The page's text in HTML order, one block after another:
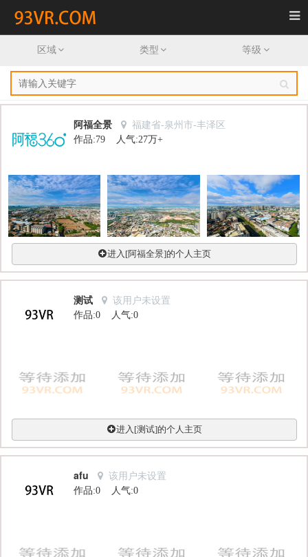
全景漫游
作者
发布需求
登录
注册
区域 类型 等级
阿福全景
福建省-泉州市-丰泽区
作品:79 人气:27万+
进入[阿福全景]的个人主页
测试
该用户未设置
作品:0 人气:0
进入[测试]的个人主页
afu
该用户未设置
作品:0 人气:0